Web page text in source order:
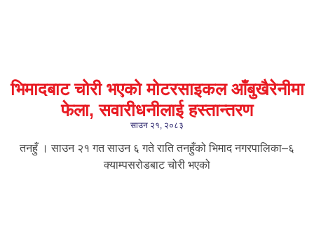
भिमादबाट चोरी भएको मोटरसाइकल आँबुखैरेनीमा
फेला, सवारीधनीलाई हस्तान्तरण
साउन २१, २०८३
तनहुँ । साउन २१ गत साउन ६ गते राति तनहुँको भिमाद नगरपालिका–६
क्याम्पसरोडबाट चोरी भएको